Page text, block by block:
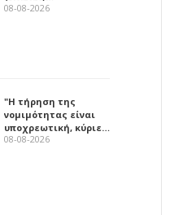
08-08-2026
"Η τήρηση της
νομιμότητας είναι
υποχρεωτική, κύριε…
08-08-2026